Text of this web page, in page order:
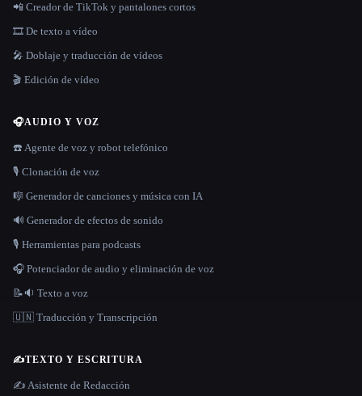
📲 Creador de TikTok y pantalones cortos
🎞️ De texto a vídeo
🎤 Doblaje y traducción de vídeos
🎬 Edición de vídeo
🎧AUDIO Y VOZ
☎️ Agente de voz y robot telefónico
🎙️ Clonación de voz
🎼 Generador de canciones y música con IA
🔊 Generador de efectos de sonido
🎙️ Herramientas para podcasts
🎧 Potenciador de audio y eliminación de voz
📝🔉 Texto a voz
🇺🇳 Traducción y Transcripción
✍️TEXTO Y ESCRITURA
✍️ Asistente de Redacción